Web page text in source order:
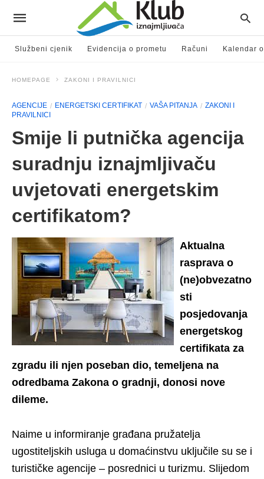
Službeni cjenik Evidencija o prometu Računi Kalendar
HOMEPAGE ZAKONI I PRAVILNICI
AGENCIJE ENERGETSKI CERTIFIKAT VAŠA PITANJA
ZAKONI I
PRAVILNICI
Smije li putnička agencija
suradnju iznajmljivaču
uvjetovati energetskim
certifikatom?
Aktualna
rasprava o
(ne)obvezatno
sti
posjedovanja
energetskog
certifikata za
zgradu ili njen poseban dio, temeljena na
odredbama Zakona o gradnji, donosi nove
dileme.
Naime u informiranje građana pružatelja
ugostiteljskih usluga u domaćinstvu uključile su se i
turističke agencije – posrednici u turizmu. Slijedom